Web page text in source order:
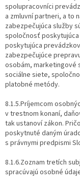
spolupracovníci
a zmluvní partneri, a to
zabezpečujúca služby
spoločnosť
poskytujúca
zabezpečujúce
osobám, marketingové
sociálne siete,
platobné metódy.
8.1.5.Príjemcom
v trestnom konaní,
tak ustanoví zákon.
poskytnuté daným
s právnymi predpismi
8.1.6.Zoznam tretích
spracúvajú osobné